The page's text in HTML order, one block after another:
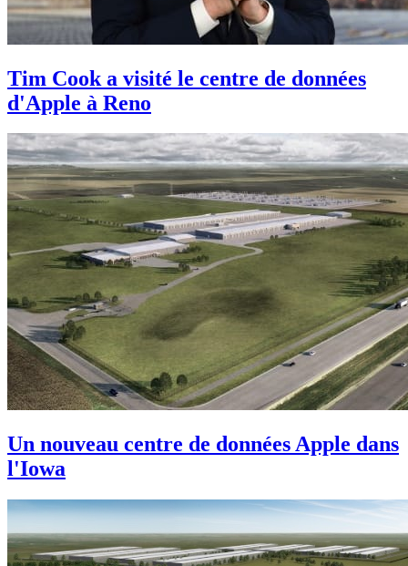
Tim Cook a visité le centre de données
d'Apple à Reno
Un nouveau centre de données Apple dans
l'Iowa